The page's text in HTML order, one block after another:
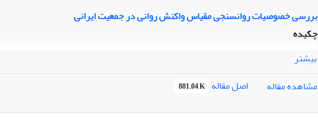
بررسی خصوصیات روانسنجی مقیاس واکنش روانی در جمعیت ایرانی
چکیده
بیشتر
مشاهده مقاله
اصل مقاله 881.04 K